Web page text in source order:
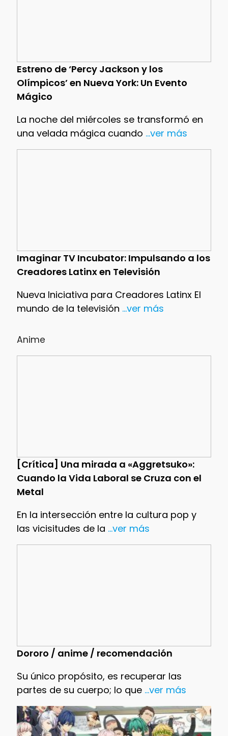
Estreno de ‘Percy Jackson y los
Olímpicos’ en Nueva York: Un Evento
Mágico
La noche del miércoles se transformó en
una velada mágica cuando ...ver más
Imaginar TV Incubator: Impulsando a los
Creadores Latinx en Televisión
Nueva Iniciativa para Creadores Latinx El
mundo de la televisión ...ver más
Anime
[Crítica] Una mirada a «Aggretsuko»:
Cuando la Vida Laboral se Cruza con el
Metal
En la intersección entre la cultura pop y
las vicisitudes de la ...ver más
Dororo / anime / recomendación
Su único propósito, es recuperar las
partes de su cuerpo; lo que...ver más